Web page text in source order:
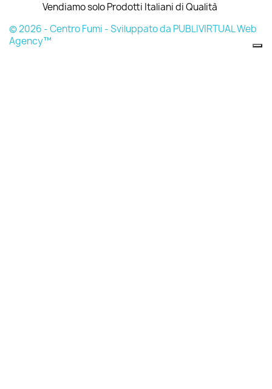
Vendiamo solo Prodotti Italiani di Qualità
© 2026 - Centro Fumi - Sviluppato da PUBLIVIRTUAL Web
Agency™